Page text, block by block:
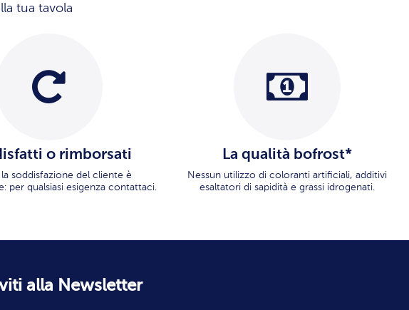
tua tavola
o rimborsati
la soddisfazione del cliente è
per qualsiasi esigenza contattaci.
La qualità bofrost*
Nessun utilizzo di coloranti artificiali, additivi
esaltatori di sapidità e grassi idrogenati.
alla Newsletter